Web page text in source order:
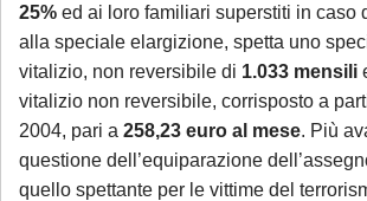
25% ed ai loro familiari superstiti in caso
alla speciale elargizione, spetta uno
vitalizio, non reversibile di 1.033 mensili
vitalizio non reversibile, corrisposto a
2004, pari a 258,23 euro al mese. Più
questione dell’equiparazione
quello spettante per le vittime del